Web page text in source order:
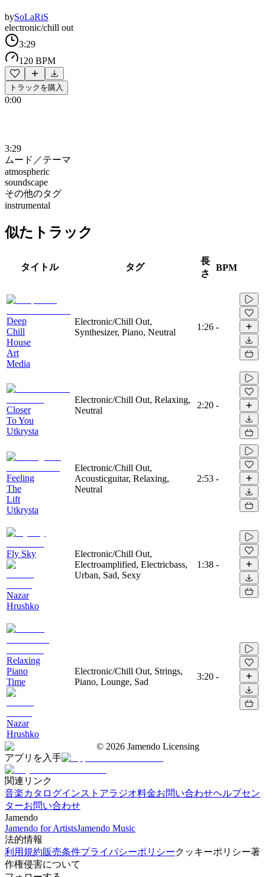
bySoLaRiS
electronic/chill out
3:29
120 BPM
トラックを購入
0:00
3:29
ムード／テーマ
atmospheric
soundscape
その他のタグ
instrumental
似たトラック
タイトル タグ
長
さ
BPM
Deep
Chill
House
Art
Media
Electronic/Chill Out,
Synthesizer, Piano, Neutral
1:26 -
Closer
To You
Utkrysta
Electronic/Chill Out, Relaxing,
Neutral
2:20 -
Feeling
The
Lift
Utkrysta
Electronic/Chill Out,
Acousticguitar, Relaxing,
Neutral
2:53 -
Fly Sky
Nazar
Hrushko
Electronic/Chill Out,
Electroamplified, Electricbass,
Urban, Sad, Sexy
1:38 -
Relaxing
Piano
Time
Nazar
Hrushko
Electronic/Chill Out, Strings,
Piano, Lounge, Sad
3:20 -
© 2026 Jamendo Licensing
アプリを入手
関連リンク
音楽カタログインストアラジオ料金お問い合わせヘルプセン
ターお問い合わせ
Jamendo
Jamendo for ArtistsJamendo Music
法的情報
利用規約販売条件プライバシーポリシークッキーポリシー著
作権侵害について